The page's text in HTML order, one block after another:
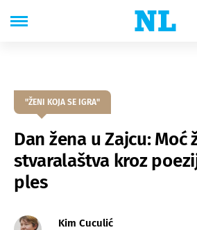
"ŽENI KOJA SE IGRA"
Dan žena u Zajcu: Moć
stvaralaštva kroz
ples
Kim Cuculić